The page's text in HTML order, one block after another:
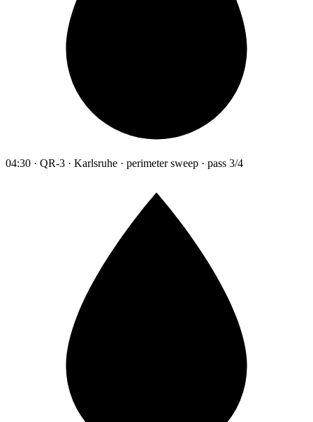
04:30 · QR-3 · Karlsruhe · perimeter sweep · pass 3/4